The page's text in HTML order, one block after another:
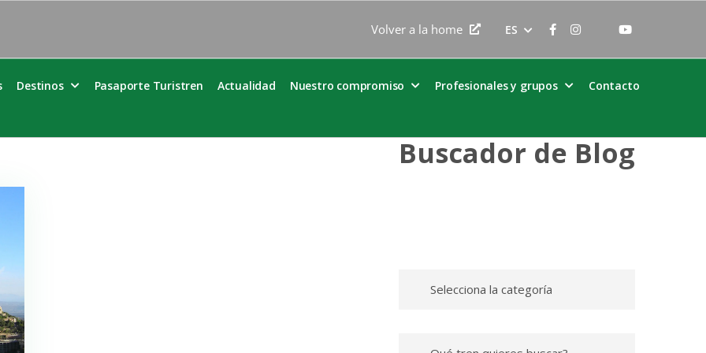
Volver a la home ES
Destinos Pasaporte Turistren Actualidad Nuestro compromiso Profesionales y grupos Contacto
Buscador de Blog